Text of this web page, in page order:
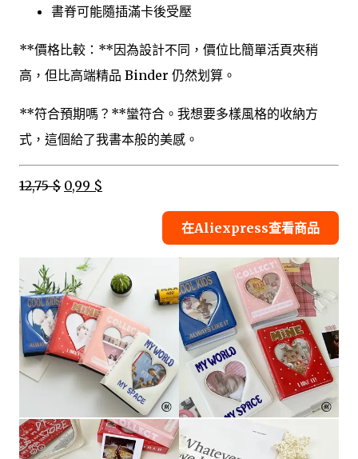
書脊可能隨插滿卡後受壓
**價格比較：**因為設計不同，價位比簡單活頁夾稍
高，但比高端精品 Binder 仍然划算。
**符合預期嗎？**蠻符合。我想要多樣風格的收納方
式，這個給了我書本般的美感。
12,75 $ 0,99 $
在Aliexpress查看商品